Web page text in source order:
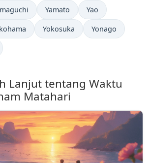
Yamato Yao
Yokosuka Yonago
Lanjut tentang Waktu
Matahari